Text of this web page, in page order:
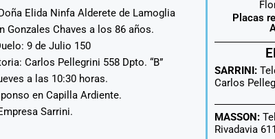
Elida Ninfa Alderete de Lamoglia
Gonzales Chaves a los 86 años.
9 de Julio 150
Carlos Pellegrini 558 Dpto. “B”
a las 10:30 horas.
en Capilla Ardiente.
Sarrini.
Placas
SARRINI:
Carlos
MASSON:
Rivadavia